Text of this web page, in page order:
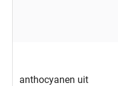
anthocyanen uit